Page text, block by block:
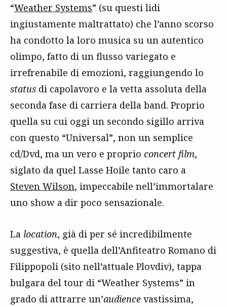
“Weather Systems” (su questi lidi
ingiustamente maltrattato) che l’anno scorso
ha condotto la loro musica su un autentico
olimpo, fatto di un flusso variegato e
irrefrenabile di emozioni, raggiungendo lo
status di capolavoro e la vetta assoluta della
seconda fase di carriera della band. Proprio
quella su cui oggi un secondo sigillo arriva
con questo “Universal”, non un semplice
cd/Dvd, ma un vero e proprio concert film,
siglato da quel Lasse Hoile tanto caro a
Steven Wilson, impeccabile nell’immortalare
uno show a dir poco sensazionale.
La location, già di per sé incredibilmente
suggestiva, è quella dell’Anfiteatro Romano di
Filippopoli (sito nell’attuale Plovdiv), tappa
bulgara del tour di “Weather Systems” in
grado di attrarre un’audience vastissima,